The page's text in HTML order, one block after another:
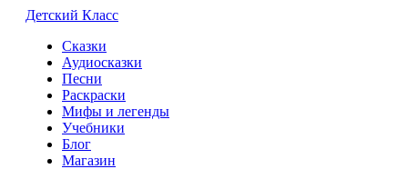
Детский Класс
Сказки
Аудиосказки
Песни
Раскраски
Мифы и легенды
Учебники
Блог
Магазин